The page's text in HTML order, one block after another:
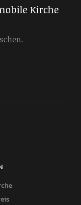
Kirche